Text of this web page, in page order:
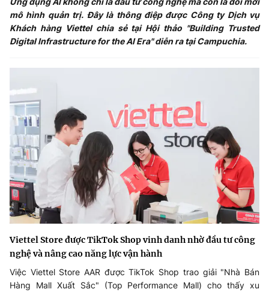
mô hình quản trị. Đây là thông điệp được Công ty Dịch vụ
Khách hàng Viettel chia sẻ tại Hội thảo "Building Trusted
Digital Infrastructure for the AI Era" diễn ra tại Campuchia.
Viettel Store được TikTok Shop vinh danh nhờ đầu tư công
nghệ và nâng cao năng lực vận hành
Việc Viettel Store AAR được TikTok Shop trao giải "Nhà Bán
Hàng Mall Xuất Sắc" (Top Performance Mall) cho thấy xu